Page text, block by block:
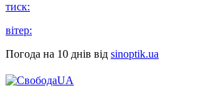
тиск:
вітер:
Погода на 10 днів від sinoptik.ua